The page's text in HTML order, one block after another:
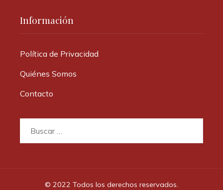
Información
Política de Privacidad
Quiénes Somos
Contacto
© 2022 Todos los derechos reservados.